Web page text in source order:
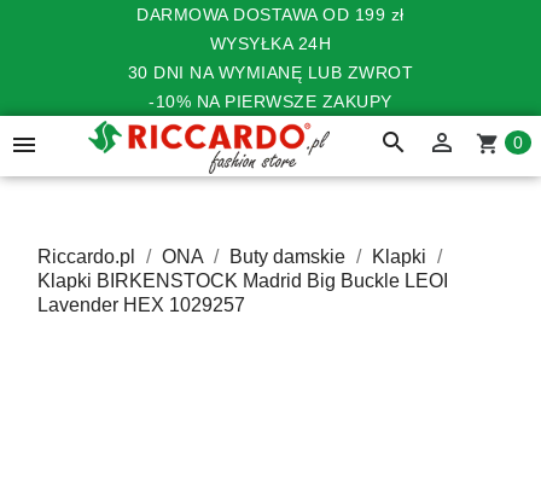
DARMOWA DOSTAWA OD 199 zł
WYSYŁKA 24H
30 DNI NA WYMIANĘ LUB ZWROT
-10% NA PIERWSZE ZAKUPY
 search  shopping_cart 0
Riccardo.pl ONA Buty damskie
Klapki
Klapki BIRKENSTOCK Madrid Big Buckle LEOI
Lavender HEX 1029257